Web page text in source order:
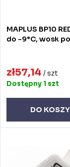
p
o
k
d
k
w
MAPLUS BP10
do -9°C, wosk
zł57,14 / szt
Dostępny 1 szt
DO